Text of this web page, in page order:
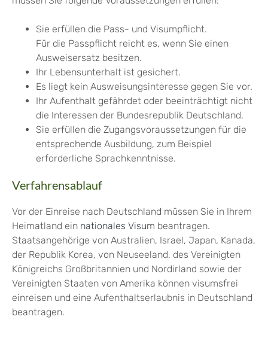
Sie erfüllen die Pass- und Visumpflicht.
Für die Passpflicht reicht es, wenn Sie einen
Ausweisersatz besitzen.
Ihr Lebensunterhalt ist gesichert.
Es liegt kein Ausweisungsinteresse gegen Sie vor.
Ihr Aufenthalt gefährdet oder beeinträchtigt nicht
die Interessen der Bundesrepublik Deutschland.
Sie erfüllen die Zugangsvoraussetzungen für die
entsprechende Ausbildung, zum Beispiel
erforderliche Sprachkenntnisse.
Verfahrensablauf
Vor der Einreise nach Deutschland müssen Sie in Ihrem
Heimatland ein nationales Visum beantragen.
Staatsangehörige von Australien, Israel, Japan, Kanada,
der Republik Korea, von Neuseeland, des Vereinigten
Königreichs Großbritannien und Nordirland sowie der
Vereinigten Staaten von Amerika können visumsfrei
einreisen und eine Aufenthaltserlaubnis in Deutschland
beantragen.